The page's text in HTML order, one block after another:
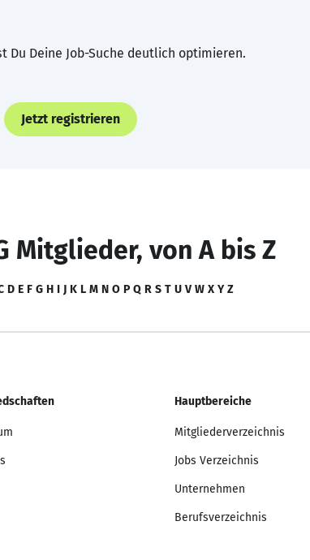
Du Deine Job-Suche deutlich optimieren.
Jetzt registrieren
Mitglieder, von A bis Z
D E F G H I J K L M N O P Q R S T U V W X Y Z
Hauptbereiche
Mitgliederverzeichnis
Jobs Verzeichnis
Unternehmen
Berufsverzeichnis